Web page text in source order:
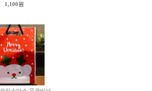
1,100원